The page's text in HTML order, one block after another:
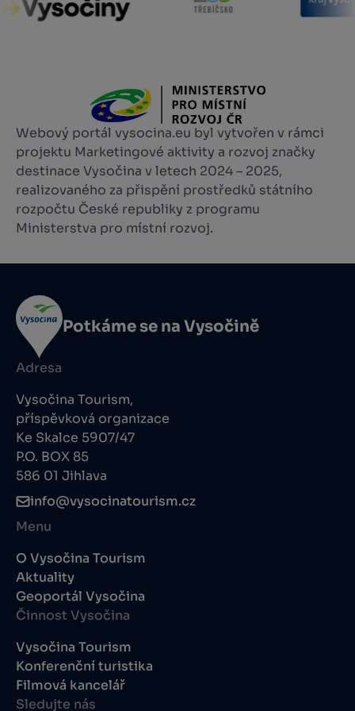
Webový portál vysocina.eu byl vytvořen v rámci
projektu Marketingové aktivity a rozvoj značky
destinace Vysočina v letech 2024 – 2025,
realizovaného za přispění prostředků státního
rozpočtu České republiky z programu
Ministerstva pro místní rozvoj.
Potkáme se na Vysočině
Adresa
Vysočina Tourism,
příspěvková organizace
Ke Skalce 5907/47
P.O. BOX 85
586 01 Jihlava
info@vysocinatourism.cz
Menu
O Vysočina Tourism
Aktuality
Geoportál Vysočina
Činnost Vysočina
Vysočina Tourism
Konferenční turistika
Filmová kancelář
Sledujte nás